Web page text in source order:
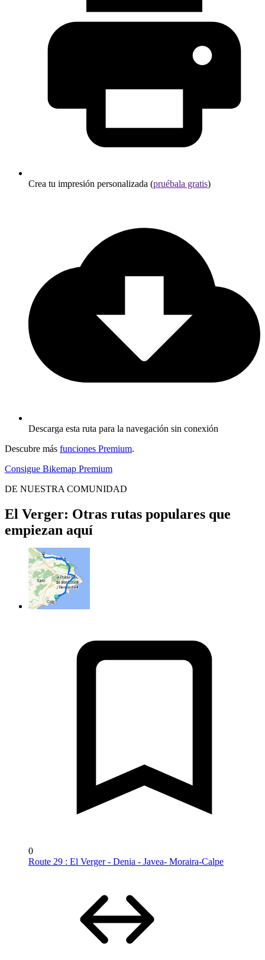
Crea tu impresión personalizada (pruébala gratis)
Descarga esta ruta para la navegación sin conexión
Descubre más funciones Premium.
Consigue Bikemap Premium
DE NUESTRA COMUNIDAD
El Verger: Otras rutas populares que
empiezan aquí
0
Route 29 : El Verger - Denia - Javea- Moraira-Calpe